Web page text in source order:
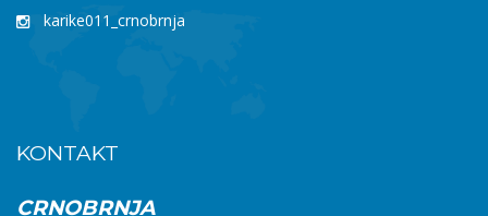
karike011_crnobrnja
KONTAKT
CRNOBRNJA